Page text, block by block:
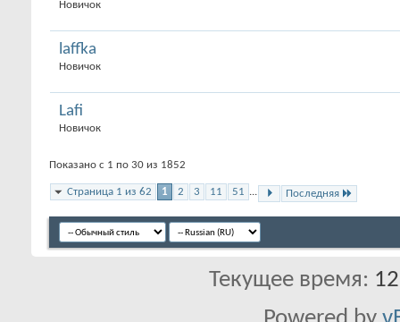
Новичок
laffka
Новичок
Lafi
Новичок
Показано с 1 по 30 из 1852
Страница 1 из 62 1 2 3 11 51 ... Последняя
Текущее время: